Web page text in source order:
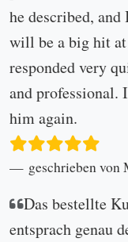
he described,
will be a big hit
responded very
and professional.
him again.
geschrieben von
Das bestellte
entsprach genau